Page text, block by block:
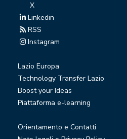
X
Linkedin
RSS
Instagram
Lazio Europa
Technology Transfer Lazio
Boost your Ideas
Piattaforma e-learning
Orientamento e Contatti